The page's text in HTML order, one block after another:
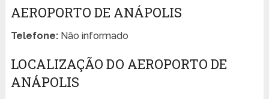
AEROPORTO DE ANÁPOLIS
Telefone:Não informado
LOCALIZAÇÃO DO AEROPORTO DE
ANÁPOLIS